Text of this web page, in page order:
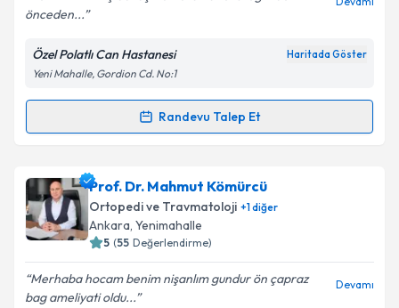
Kişisel verilerimin işlenmesine ilişkin
Aydınlatma
Metni'ni okudum ve kişisel verilerimin belirtilen
kapsamda işlenmesini kabul ediyorum.
önceden...
Özel Polatlı Can Hastanesi Haritada Göster
Yeni Mahalle, Gordion Cd. No:1
Randevu Talep Et
Randevu Takvimi Talebi
Op. Dr. Savaş Seçeniçin randevu takvimi talebi
oluşturun. Size bu uzmandan randevu almanız için bir
takvim hazırlandığında e-posta ile bilgilendireceğiz.
Prof. Dr. Mahmut Kömürcü
Ortopedi ve Travmatoloji +1diğer
Ankara, Yenimahalle
5 (55 Değerlendirme)
Merhaba hocam benim nişanlım gundur ön çapraz
bag ameliyati oldu...
Devamı